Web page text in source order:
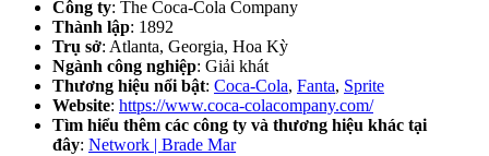
Công ty: The Coca-Cola Company
Thành lập: 1892
Trụ sở: Atlanta, Georgia, Hoa Kỳ
Ngành công nghiệp: Giải khát
Thương hiệu nổi bật: Coca-Cola, Fanta, Sprite
Website: https://www.coca-colacompany.com/
Tìm hiểu thêm các công ty và thương hiệu khác tại
đây: Network | Brade Mar